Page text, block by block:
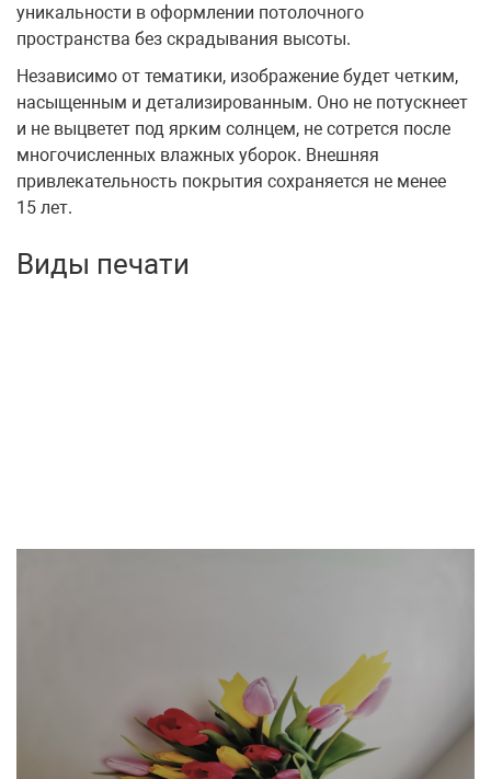
уникальности в оформлении потолочного
пространства без скрадывания высоты.
Независимо от тематики, изображение будет четким,
насыщенным и детализированным. Оно не потускнеет
и не выцветет под ярким солнцем, не сотрется после
многочисленных влажных уборок. Внешняя
привлекательность покрытия сохраняется не менее
15 лет.
Виды печати